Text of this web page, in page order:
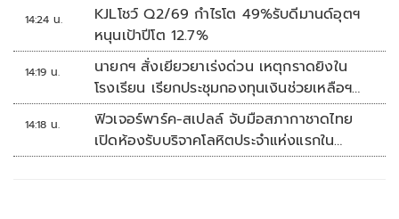
14:24 น.
KJLโชว์ Q2/69 กำไรโต 49%รับดีมานด์อุตฯ
หนุนเป้าปีโต 12.7%
14:19 น.
นายกฯ สั่งเยียวยาเร่งด่วน เหตุกราดยิงใน
โรงเรียน เรียกประชุมกองทุนเงินช่วยเหลือฯ
ทันที
14:18 น.
ฟิวเจอร์พาร์ค-สเปลล์ จับมือสภากาชาดไทย
เปิดห้องรับบริจาคโลหิตประจำแห่งแรกใน
ศูนย์การค้าปทุมธานี